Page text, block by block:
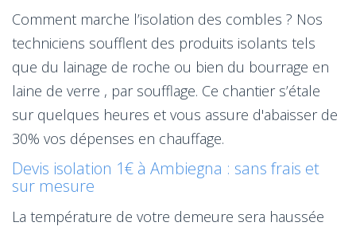
Comment marche l’isolation des combles ? Nos
techniciens soufflent des produits isolants tels
que du lainage de roche ou bien du bourrage en
laine de verre , par soufflage. Ce chantier s’étale
sur quelques heures et vous assure d'abaisser de
30% vos dépenses en chauffage.
Devis isolation 1€ à Ambiegna : sans frais et
sur mesure
La température de votre demeure sera haussée